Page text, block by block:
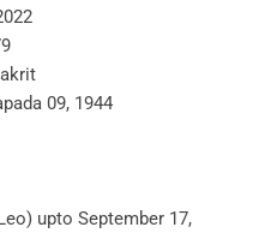
09, 1944
upto September 17,